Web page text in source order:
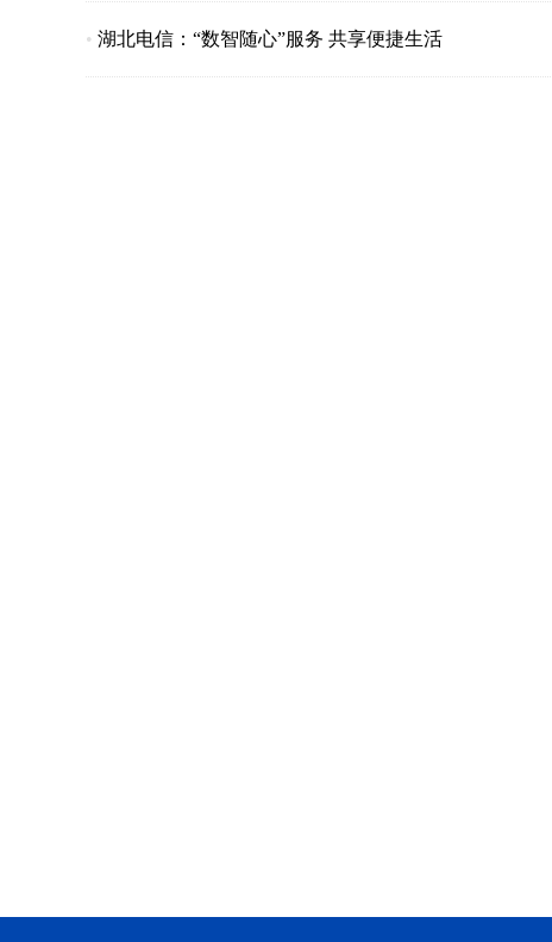
• 湖北电信：“数智随心”服务 共享便捷生活